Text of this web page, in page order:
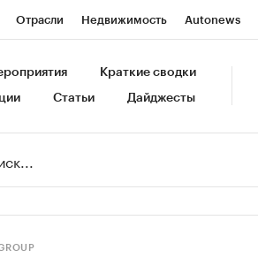
Отрасли Недвижимость Autonews
Газета Спецпроекты СПб
Краткие сводки
Статьи Дайджесты